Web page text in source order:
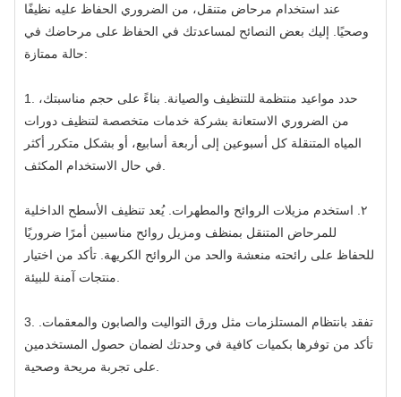
عند استخدام مرحاض متنقل، من الضروري الحفاظ عليه نظيفًا
وصحيًا. إليك بعض النصائح لمساعدتك في الحفاظ على مرحاضك في
حالة ممتازة:
1. حدد مواعيد منتظمة للتنظيف والصيانة. بناءً على حجم مناسبتك،
من الضروري الاستعانة بشركة خدمات متخصصة لتنظيف دورات
المياه المتنقلة كل أسبوعين إلى أربعة أسابيع، أو بشكل متكرر أكثر
٢. استخدم مزيلات الروائح والمطهرات. يُعد تنظيف الأسطح الداخلية
للمرحاض المتنقل بمنظف ومزيل روائح مناسبين أمرًا ضروريًا
للحفاظ على رائحته منعشة والحد من الروائح الكريهة. تأكد من اختيار
3. تفقد بانتظام المستلزمات مثل ورق التواليت والصابون والمعقمات.
تأكد من توفرها بكميات كافية في وحدتك لضمان حصول المستخدمين